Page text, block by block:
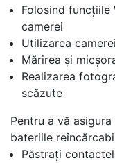
Folosind
camerei
Utilizarea
Mărirea și
Realizarea
scăzute
Pentru a vă
bateriile
Păstrați